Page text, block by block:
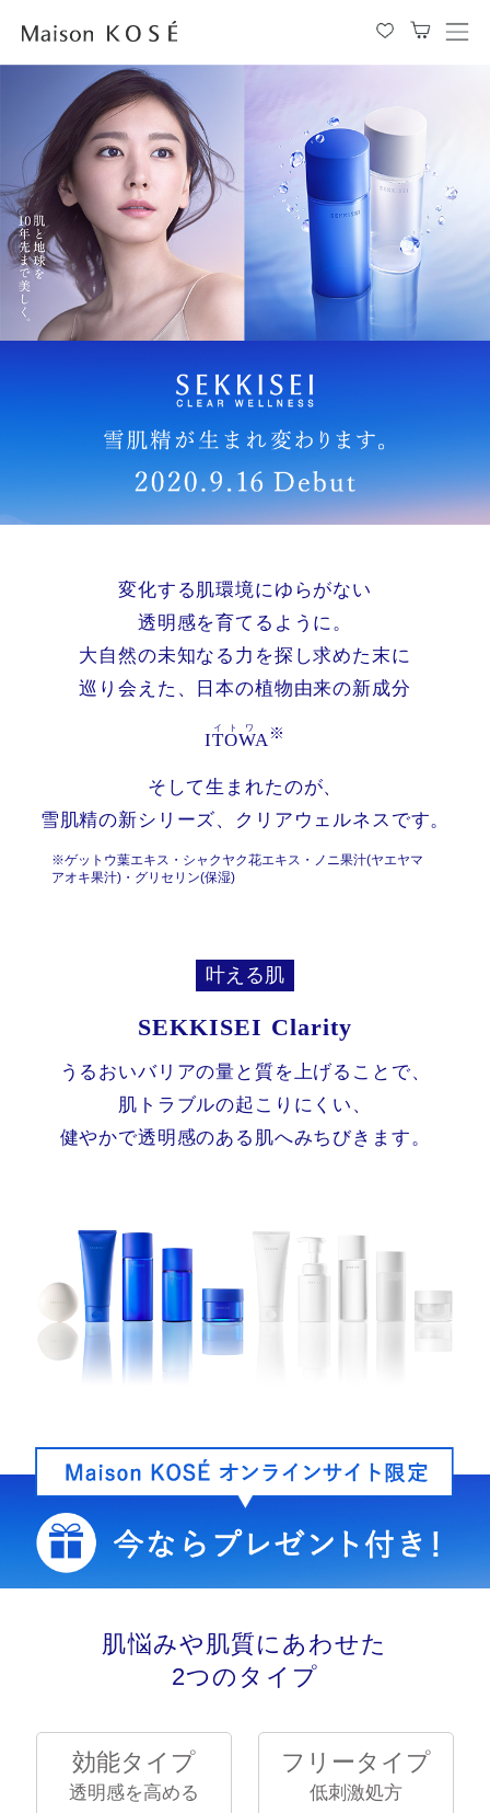
メ
変化する肌環境にゆらがない
透明感を育てるように。
大自然の未知なる力を探し求めた末に
巡り会えた、
日本の植物由来の新成分
ITOWA ※
そして生まれたのが、
雪肌精の新シリーズ、クリアウェルネスです。
※ゲットウ葉エキス・シャクヤク花エキス・ノニ果汁(ヤエヤマ
アオキ果汁)・グリセリン(保湿)
叶える肌
SEKKISEI Clarity
うるおいバリアの量と質を上げることで、
肌トラブルの起こりにくい、
健やかで透明感のある肌へみちびきます。
肌悩みや肌質にあわせた
2つのタイプ
効能タイプ
透明感を高める
フリータイプ
低刺激処方